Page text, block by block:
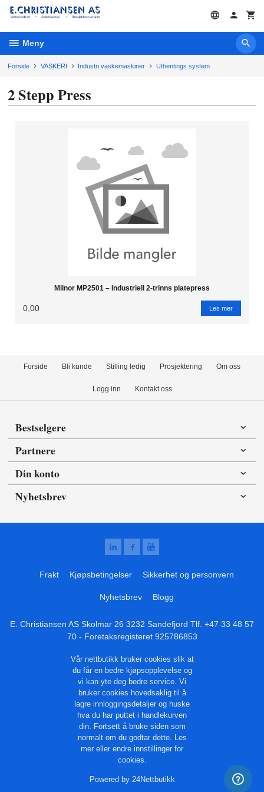
Gå
innholdet
Meny
Forside VASKERI Industri vaskemaskiner Uthentings system
2 Stepp Press
Milnor MP2501 – Industriell 2-trinns platepress
0,00 Les mer
Forside Bli kunde Stilling ledig Prosjektering Om oss
Logg inn Kontakt oss
Bestselgere
Partnere
Din konto
Nyhetsbrev
Frakt Kjøpsbetingelser Sikkerhet og personvern
Nyhetsbrev Blogg
E. Christiansen AS Skolmar 26 3232 Sandefjord Tlf. +47 33 48 57
70- Foretaksregisteret 925786853
Vår nettbutikk bruker cookies slik at
du får en bedre kjøpsopplevelse og
vi kan yte deg bedre service. Vi
bruker cookies hovedsaklig til å
lagre innloggingsdetaljer og huske
hva du har puttet i handlekurven
din. Fortsett å bruke siden som
normalt om du godtar dette. Les
mer eller endre innstillinger for
cookies.
Powered by 24Nettbutikk